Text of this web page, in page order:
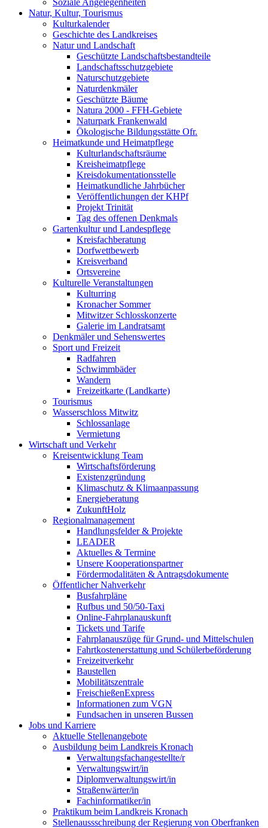
Soziale Angelegenheiten
Natur, Kultur, Tourismus
Kulturkalender
Geschichte des Landkreises
Natur und Landschaft
Geschützte Landschaftsbestandteile
Landschaftsschutzgebiete
Naturschutzgebiete
Naturdenkmäler
Geschützte Bäume
Natura 2000 - FFH-Gebiete
Naturpark Frankenwald
Ökologische Bildungsstätte Ofr.
Heimatkunde und Heimatpflege
Kulturlandschaftsräume
Kreisheimatpflege
Kreisdokumentationsstelle
Heimatkundliche Jahrbücher
Veröffentlichungen der KHPf
Projekt Trinität
Tag des offenen Denkmals
Gartenkultur und Landespflege
Kreisfachberatung
Dorfwettbewerb
Kreisverband
Ortsvereine
Kulturelle Veranstaltungen
Kulturring
Kronacher Sommer
Mitwitzer Schlosskonzerte
Galerie im Landratsamt
Denkmäler und Sehenswertes
Sport und Freizeit
Radfahren
Schwimmbäder
Wandern
Freizeitkarte (Landkarte)
Tourismus
Wasserschloss Mitwitz
Schlossanlage
Vermietung
Wirtschaft und Verkehr
Kreisentwicklung Team
Wirtschaftsförderung
Existenzgründung
Klimaschutz & Klimaanpassung
Energieberatung
ZukunftHolz
Regionalmanagement
Handlungsfelder & Projekte
LEADER
Aktuelles & Termine
Unsere Kooperationspartner
Fördermodalitäten & Antragsdokumente
Öffentlicher Nahverkehr
Busfahrpläne
Rufbus und 50/50-Taxi
Online-Fahrplanauskunft
Tickets und Tarife
Fahrplanauszüge für Grund- und Mittelschulen
Fahrtkostenerstattung und Schülerbeförderung
Freizeitverkehr
Baustellen
Mobilitätszentrale
FreischießenExpress
Informationen zum VGN
Fundsachen in unseren Bussen
Jobs und Karriere
Aktuelle Stellenangebote
Ausbildung beim Landkreis Kronach
Verwaltungsfachangestellte/r
Verwaltungswirt/in
Diplomverwaltungswirt/in
Straßenwärter/in
Fachinformatiker/in
Praktikum beim Landkreis Kronach
Stellenaussschreibung der Regierung von Oberfranken